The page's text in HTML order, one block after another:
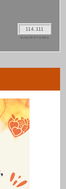
114.111
SUSCRIPTORES